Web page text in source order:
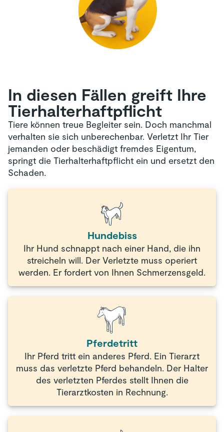
In diesen Fällen greift Ihre
Tierhalter­haftpflicht
Tiere können treue Begleiter sein. Doch manchmal
verhalten sie sich unberechenbar. Verletzt Ihr Tier
jemanden oder beschädigt fremdes Eigentum,
springt die Tierhalterhaftpflicht ein und ersetzt den
Schaden.
Hundebiss
Ihr Hund schnappt nach einer Hand, die ihn
streicheln will. Der Verletzte muss operiert
werden. Er fordert von Ihnen Schmerzensgeld.
Pferdetritt
Ihr Pferd tritt ein anderes Pferd. Ein Tierarzt
muss das verletzte Pferd behandeln. Der Halter
des verletzten Pferdes stellt Ihnen die
Tierarztkosten in Rechnung.